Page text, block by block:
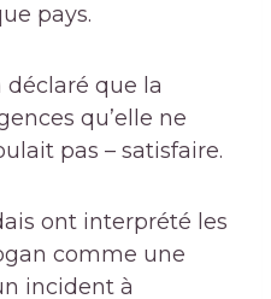
pays.
déclaré que la
qu’elle ne
pas – satisfaire.
ont interprété les
comme une
incident à